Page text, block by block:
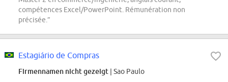
compétences Excel/PowerPoint. Rémunération non
précisée.”
Estagiário de Compras
Firmennamen nicht gezeigt | Sao Paulo